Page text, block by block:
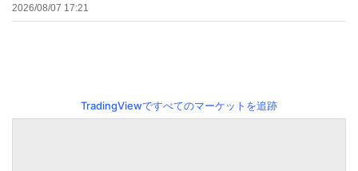
2026/08/07 17:21
TradingViewですべてのマーケットを追跡